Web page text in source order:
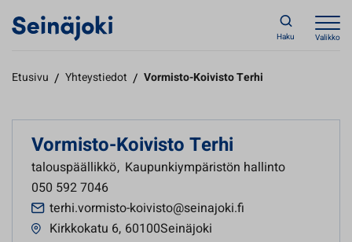
Haku Valikko
Etusivu / Yhteystiedot / Vormisto-Koivisto Terhi
Vormisto-Koivisto Terhi
talouspäällikkö, Kaupunkiympäristön hallinto
050 592 7046
terhi.vormisto-koivisto@seinajoki.fi
Kirkkokatu 6, 60100Seinäjoki